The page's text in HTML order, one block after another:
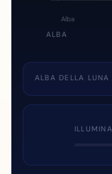
Alba
ALBA
ALBA DELLA LUNA